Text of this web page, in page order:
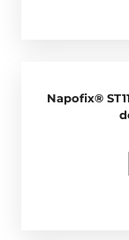
Napofix®